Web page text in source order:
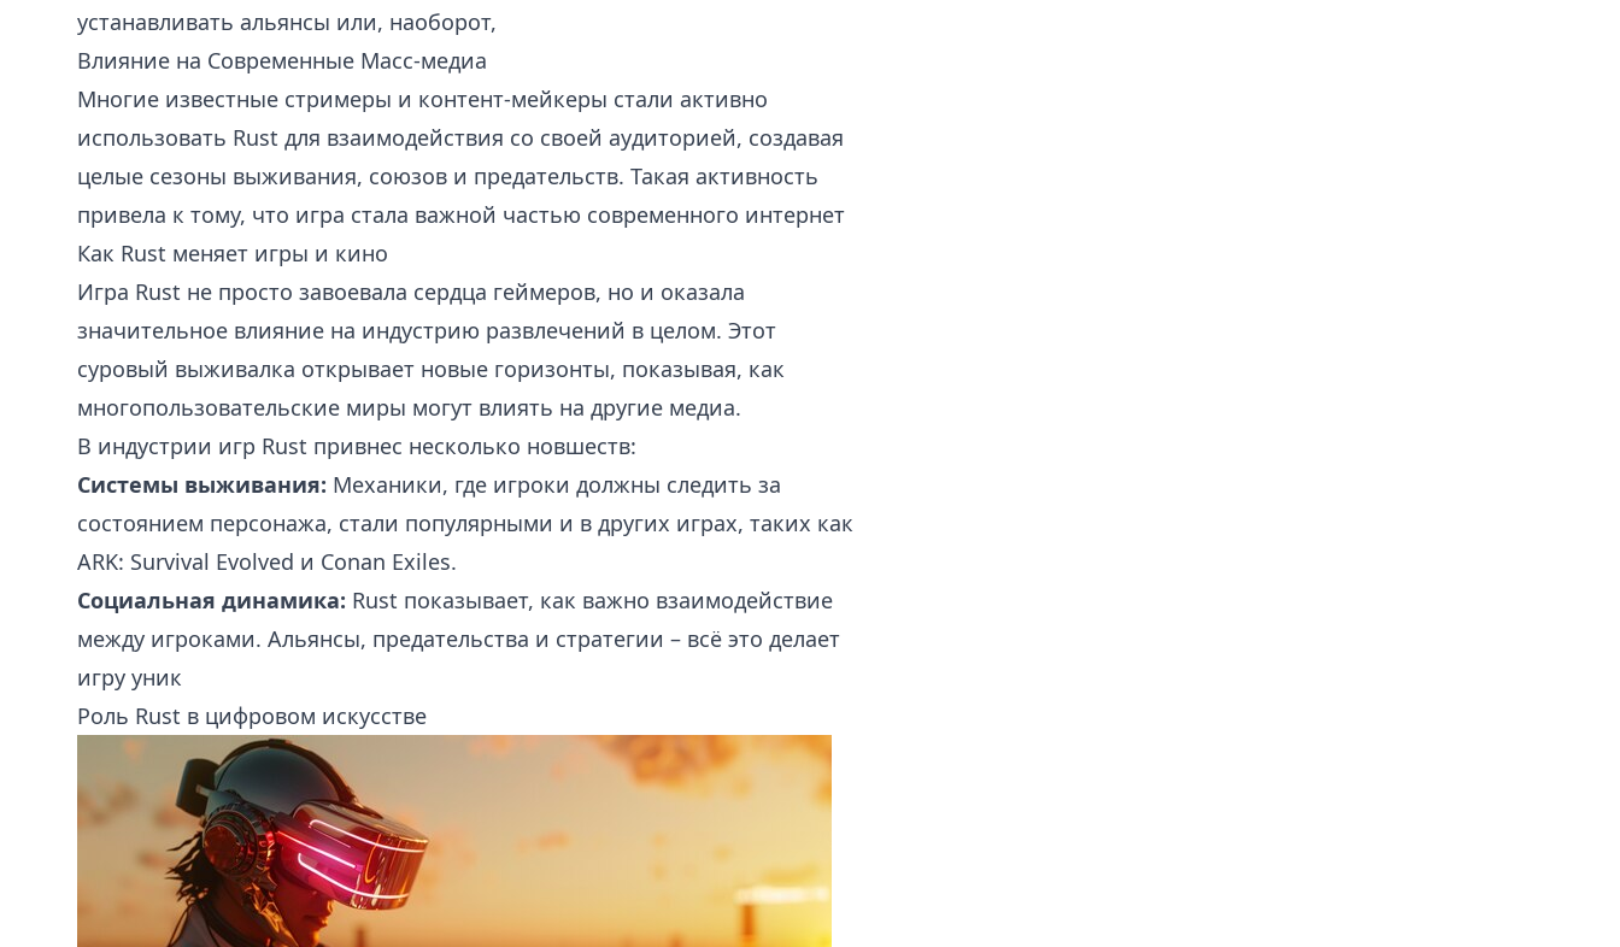
устанавливать альянсы или, наоборот,
Влияние на Современные Масс-медиа
Многие известные стримеры и контент-мейкеры стали активно
использовать Rust для взаимодействия со своей аудиторией, создавая
целые сезоны выживания, союзов и предательств. Такая активность
привела к тому, что игра стала важной частью современного интернет
Как Rust меняет игры и кино
Игра Rust не просто завоевала сердца геймеров, но и оказала
значительное влияние на индустрию развлечений в целом. Этот
суровый выживалка открывает новые горизонты, показывая, как
многопользовательские миры могут влиять на другие медиа.
В индустрии игр Rust привнес несколько новшеств:
Системы выживания: Механики, где игроки должны следить за
состоянием персонажа, стали популярными и в других играх, таких как
ARK: Survival Evolved и Conan Exiles.
Социальная динамика: Rust показывает, как важно взаимодействие
между игроками. Альянсы, предательства и стратегии – всё это делает
игру уник
Роль Rust в цифровом искусстве